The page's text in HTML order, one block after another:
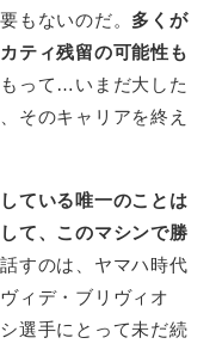
もないのだ。 多くが
ティ残留の可能性も
って…いまだ大した
そのキャリアを終え
ている唯一のことは
て、このマシンで勝
話すのは、ヤマハ時代
ィデ・ブリヴィオ
選手にとって未だ続